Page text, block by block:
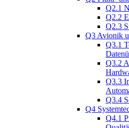
Q2.1
Q2.2
Q2.3
Q3 Avionik
Q3.1
Q3.2
Q3.3
Q3.4
Q4
Q4.1